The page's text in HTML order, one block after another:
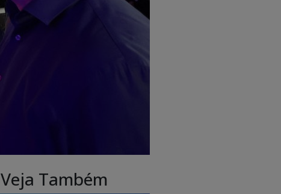
Veja Também